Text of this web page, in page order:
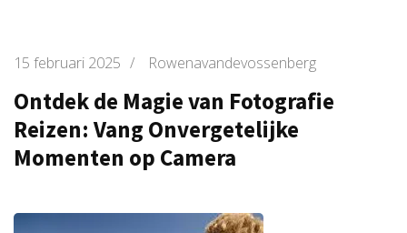
15 februari 2025 / Rowenavandevossenberg
Ontdek de Magie van Fotografie
Reizen: Vang Onvergetelijke
Momenten op Camera